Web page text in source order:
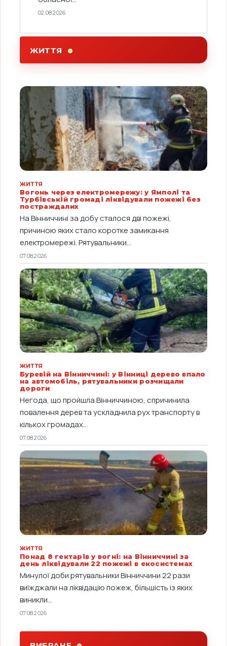
02.08.2026
ЖИТТЯ
ЖИТТЯ
Вогонь через електромережу: у Ямполі та
Турбівській громаді ліквідували пожежі без
постраждалих
На Вінниччині за добу сталося дві пожежі,
причиною яких стало коротке замикання
електромережі. Рятувальники...
07.08.2026
ЖИТТЯ
Буревій на Вінниччині: у Вінниці дерево впало
на автомобіль, рятувальники розчищали
дороги
Негода, що пройшла Вінниччиною, спричинила
повалення дерев та ускладнила рух транспорту в
кількох громадах...
07.08.2026
ЖИТТЯ
Понад 8 гектарів у вогні: на Вінниччині за
день ліквідували 22 пожежі в екосистемах
Минулої доби рятувальники Вінниччини 22 рази
виїжджали на ліквідацію пожеж, більшість із яких
виникли...
07.08.2026